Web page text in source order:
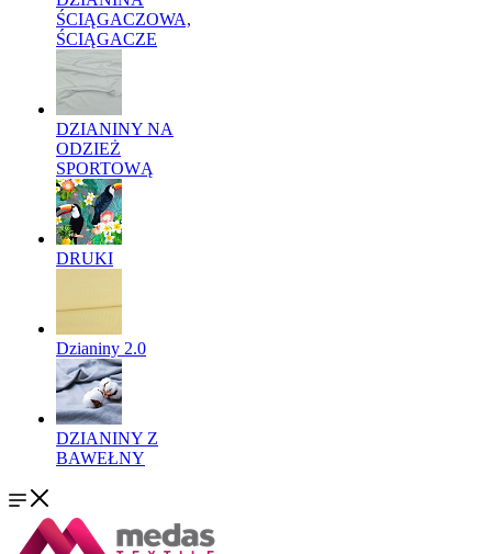
ŚCIĄGACZOWA,
ŚCIĄGACZE
DZIANINY NA
ODZIEŻ
SPORTOWĄ
DRUKI
Dzianiny 2.0
DZIANINY Z
BAWEŁNY